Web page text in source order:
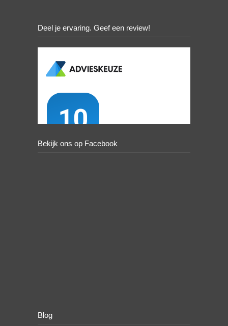
Deel je ervaring. Geef een review!
Bekijk ons op Facebook
Blog